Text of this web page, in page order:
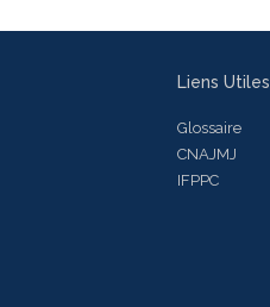
Liens Utiles
Glossaire
CNAJMJ
IFPPC